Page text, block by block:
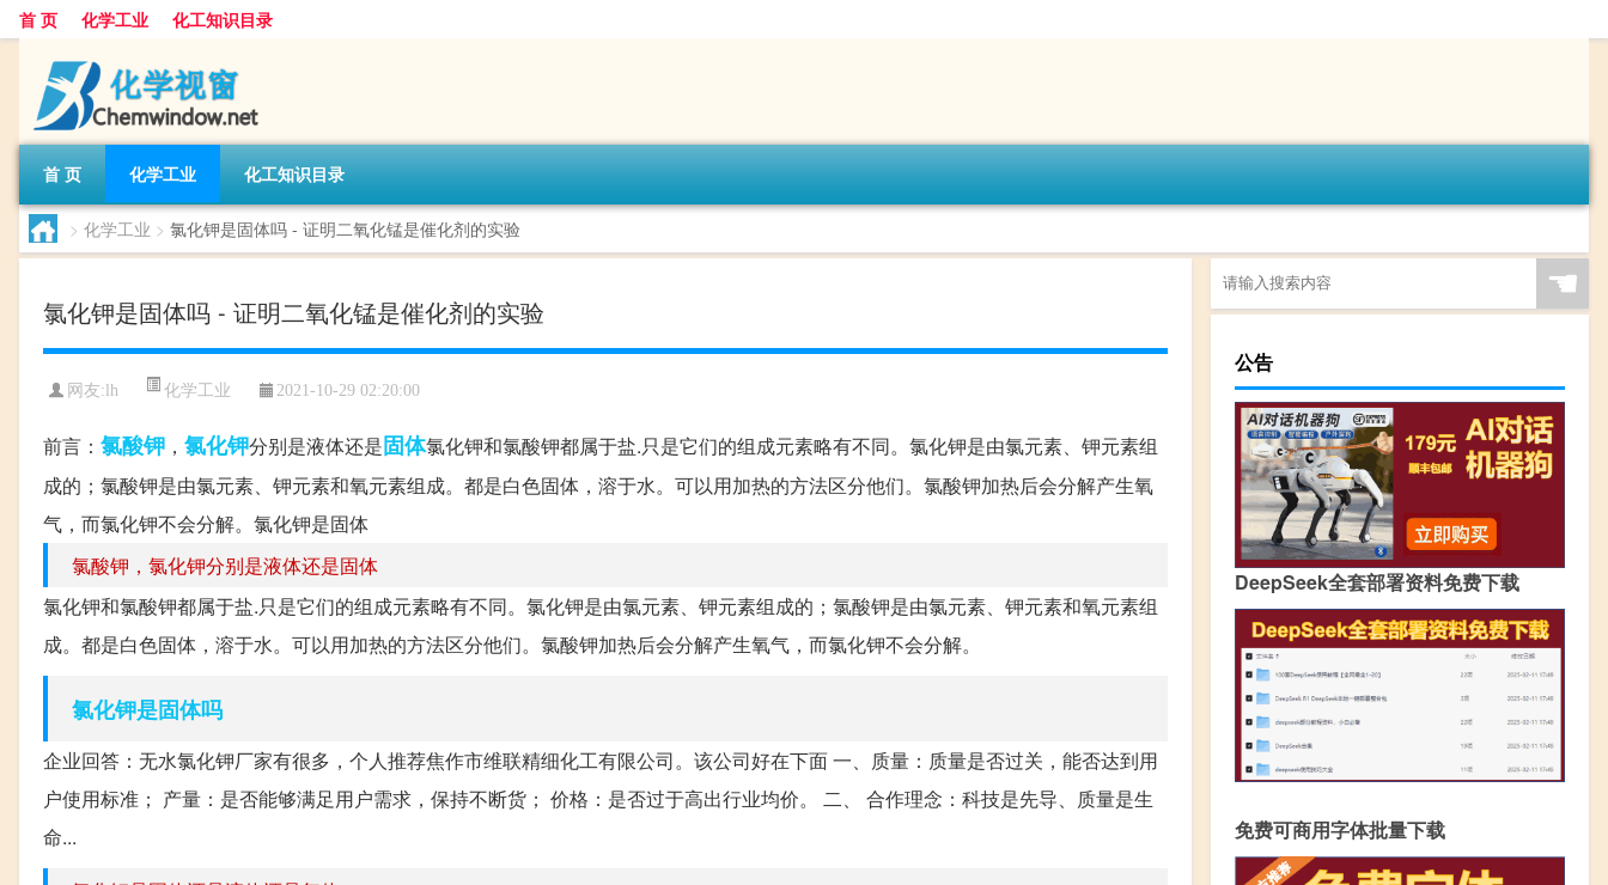
首 页 化学工业 化工知识目录
首 页 化学工业 化工知识目录
> 化学工业 > 氯化钾是固体吗 - 证明二氧化锰是催化剂的实验
氯化钾是固体吗 - 证明二氧化锰是催化剂的实验
网友: lh 化学工业 2021-10-29 02:20:00
前言： 氯酸钾 ， 氯化钾分别是液体还是固体氯化钾和氯酸钾都属于盐.只是它们的组成元素略有不同。氯化钾是由氯元素、钾元素组
成的；氯酸钾是由氯元素、钾元素和氧元素组成。都是白色固体，溶于水。可以用加热的方法区分他们。氯酸钾加热后会分解产生氧
气，而氯化钾不会分解。氯化钾是固体
氯酸钾，氯化钾分别是液体还是固体
氯化钾和氯酸钾都属于盐.只是它们的组成元素略有不同。氯化钾是由氯元素、钾元素组成的；氯酸钾是由氯元素、钾元素和氧元素组
成。都是白色固体，溶于水。可以用加热的方法区分他们。氯酸钾加热后会分解产生氧气，而氯化钾不会分解。
氯化钾是固体吗
企业回答：无水氯化钾厂家有很多，个人推荐焦作市维联精细化工有限公司。该公司好在下面 一、质量：质量是否过关，能否达到用
户使用标准； 产量：是否能够满足用户需求，保持不断货； 价格：是否过于高出行业均价。 二、 合作理念：科技是先导、质量是生
命...
☚
公告
DeepSeek全套部署资料免费下载
免费可商用字体批量下载